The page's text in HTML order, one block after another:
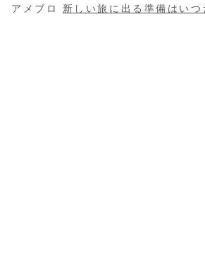
アメブロ 新しい旅に出る準備はいつ